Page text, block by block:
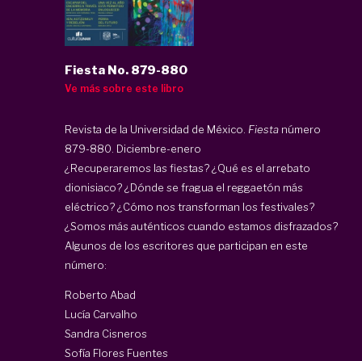
Fiesta No. 879-880
Ve más sobre este libro
Revista de la Universidad de México. Fiesta número
879-880. Diciembre-enero
¿Recuperaremos las fiestas? ¿Qué es el arrebato
dionisiaco? ¿Dónde se fragua el reggaetón más
eléctrico? ¿Cómo nos transforman los festivales?
¿Somos más auténticos cuando estamos disfrazados?
Algunos de los escritores que participan en este
número:
Roberto Abad
Lucía Carvalho
Sandra Cisneros
Sofía Flores Fuentes